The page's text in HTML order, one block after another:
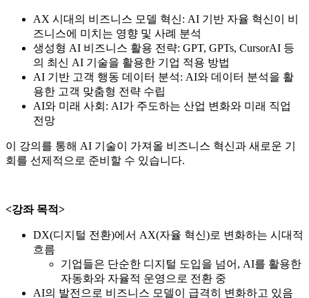
AX 시대의 비즈니스 모델 혁신: AI 기반 자율 혁신이 비
즈니스에 미치는 영향 및 사례 분석
생성형 AI 비즈니스 활용 전략: GPT, GPTs, CursorAI 등
의 최신 AI 기술을 활용한 기업 적용 방법
AI 기반 고객 행동 데이터 분석: AI와 데이터 분석을 활
용한 고객 맞춤형 전략 수립
AI와 미래 사회: AI가 주도하는 산업 변화와 미래 직업
전망
이 강의를 통해 AI 기술이 가져올 비즈니스 혁신과 새로운 기
회를 선제적으로 준비할 수 있습니다.
<강좌 목적>
DX(디지털 전환)에서 AX(자율 혁신)로 변화하는 시대적
흐름
기업들은 단순한 디지털 도입을 넘어, AI를 활용한
자동화와 자율적 운영으로 전환 중
AI의 발전으로 비즈니스 모델이 급격히 변화하고 있음